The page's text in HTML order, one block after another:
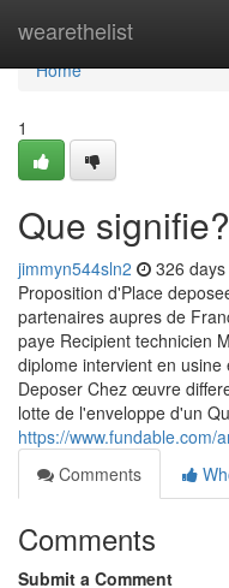
wearethelist
Home
Home
1
Que signifie?
jimmyn544sln2 326
Proposition d'Place
partenaires aupres de
paye Recipient technicien
diplome intervient en
Deposer Chez œuvre
lotte de l'enveloppe d'un
https://www.fundable.com/
Comments
Comments
Submit a Comment